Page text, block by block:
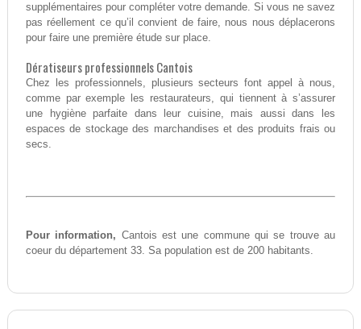
supplémentaires pour compléter votre demande. Si vous ne savez
pas réellement ce qu’il convient de faire, nous nous déplacerons
pour faire une première étude sur place.
Dératiseurs professionnels Cantois
Chez les professionnels, plusieurs secteurs font appel à nous,
comme par exemple les restaurateurs, qui tiennent à s’assurer
une hygiène parfaite dans leur cuisine, mais aussi dans les
espaces de stockage des marchandises et des produits frais ou
secs.
Pour information, Cantois est une commune qui se trouve au
coeur du département 33. Sa population est de 200 habitants.